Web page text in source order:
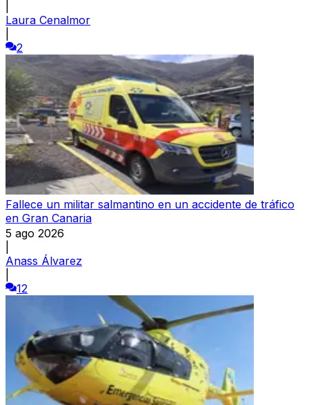
Laura Cenalmor
2
Fallece un militar salmantino en un accidente de tráfico
en Gran Canaria
5 ago 2026
Anass Álvarez
12